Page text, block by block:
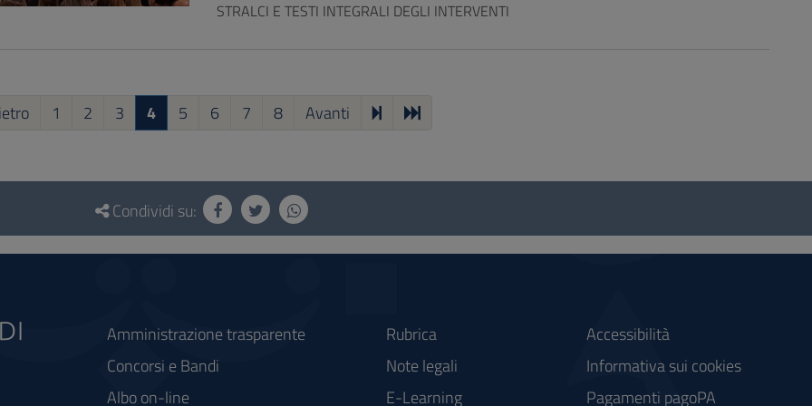
STRALCI E TESTI INTEGRALI DEGLI INTERVENTI
1 2 3 4 5 6 7 8 Avanti
Condividi su:
Amministrazione trasparente
Concorsi e Bandi
Albo on-line
Rubrica
Note legali
E-Learning
Accessibilità
Informativa sui cookies
Pagamenti pagoPA